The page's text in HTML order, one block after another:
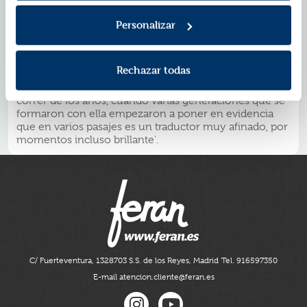
Personalizar
Rechazar todas
recursos y de sus técnicas narrativas en esa traducción'.
A la versión de Salas Subirat se le ha reconocido
creatividad verbal. Lucas Petersen, autor del libro El
que 'es notable cómo la traducción mantiene su
vigencia y su frescura. Fue ganando prestigio con el
correr de los años, cuando varias generaciones que se
formaron con ella empezaron a poner en evidencia
que en varios pasajes es un traductor muy afinado, por
momentos incluso brillante'.
C/ Fuerteventura, 1328703 S.S. de los Reyes, Madrid Tel. 916597350
E-mail atencion.cliente@feran.es